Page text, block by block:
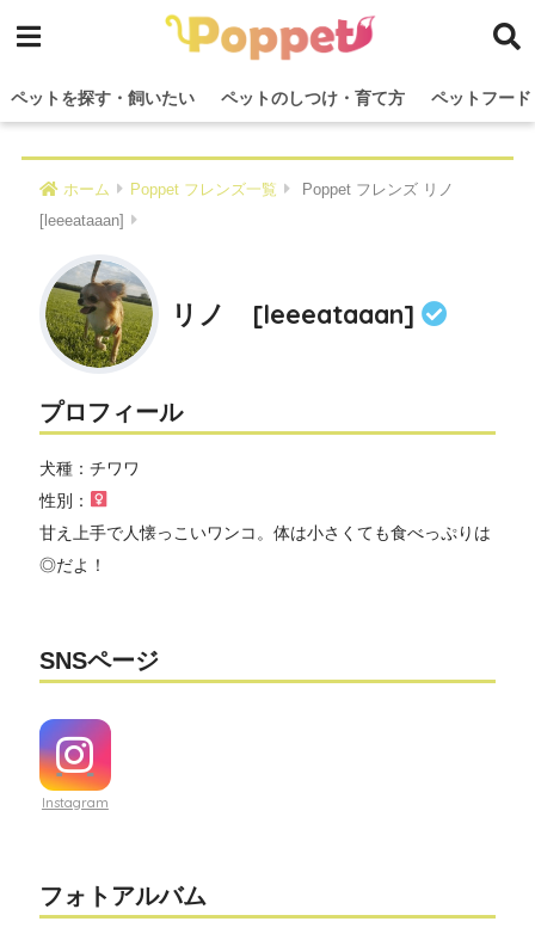
ペットを探す・飼いたい ペットのしつけ・育て方 ペットフー
ホーム Poppet フレンズ一覧
Poppet フレンズ リノ
[leeeataaan]
リノ [leeeataaan]
プロフィール
犬種：チワワ
性別：
甘え上手で人懐っこいワンコ。体は小さくても食べっぷりは
◎だよ！
SNSページ
Instagram
フォトアルバム